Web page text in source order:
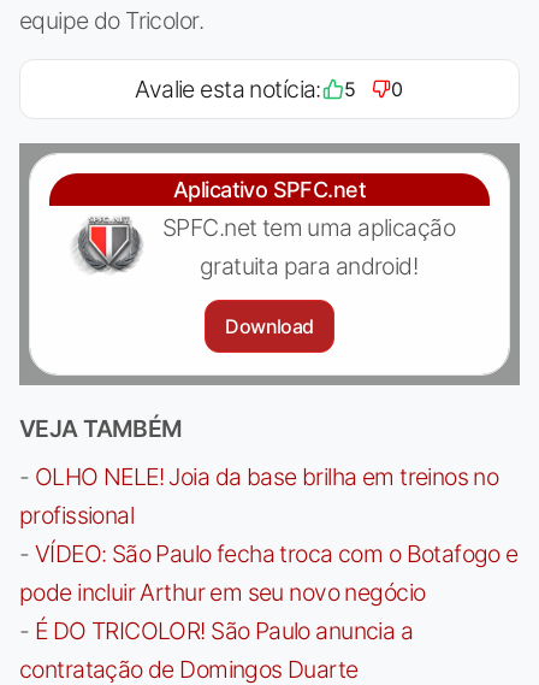
equipe do Tricolor.
Avalie esta notícia: 5 0
Aplicativo SPFC.net
SPFC.net tem uma aplicação
gratuita para android!
Download
VEJA TAMBÉM
- OLHO NELE! Joia da base brilha em treinos no
profissional
- VÍDEO: São Paulo fecha troca com o Botafogo e
pode incluir Arthur em seu novo negócio
- É DO TRICOLOR! São Paulo anuncia a
contratação de Domingos Duarte